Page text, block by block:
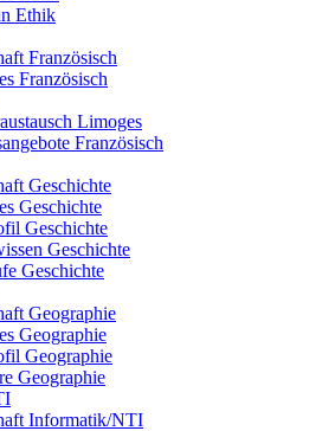
Ethik
Französisch
Französisch
Limoges
Französisch
Geschichte
Geschichte
Geschichte
Geschichte
Geschichte
Geographie
Geographie
Geographie
Geographie
Informatik/NTI